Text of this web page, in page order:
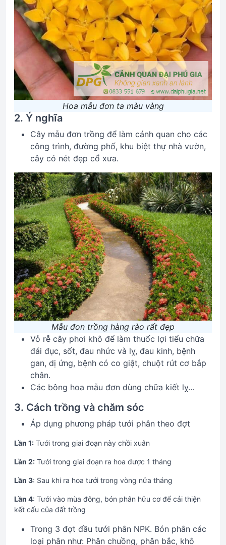
Hoa mẫu đơn ta màu vàng
2. Ý nghĩa
Cây mẫu đơn trồng để làm cảnh quan cho các
công trình, đường phố, khu biệt thự nhà vườn,
cây có nét đẹp cổ xưa.
Mẫu đon trồng hàng rào rất đẹp
Vỏ rễ cây phơi khô để làm thuốc lợi tiểu chữa
đái đục, sốt, đau nhức và lỵ, đau kinh, bệnh
gan, dị ứng, bệnh có co giật, chuột rút cơ bắp
chân.
Các bông hoa mẫu đơn dùng chữa kiết lỵ…
3. Cách trồng và chăm sóc
Áp dụng phương pháp tưới phân theo đợt
Lần 1: Tưới trong giai đoạn này chồi xuân
Lần 2: Tưới trong giai đoạn ra hoa được 1 tháng
Lần 3: Sau khi ra hoa tưới trong vòng nửa tháng
Lần 4: Tưới vào mùa đông, bón phân hữu cơ để cải thiện
kết cấu của đất trồng
Trong 3 đợt đầu tưới phân NPK. Bón phân các
loại phân như: Phân chuồng, phân bắc, khô